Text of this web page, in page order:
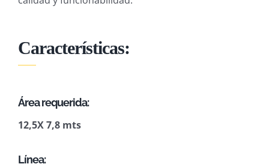
Características:
Área requerida:
12,5X 7,8 mts
Línea: